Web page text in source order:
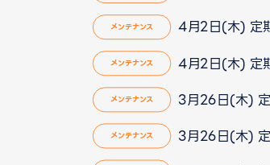
メンテナンス 4月2日(木) 定
メンテナンス 4月2日(木) 定
メンテナンス 3月26日(木)
メンテナンス 3月26日(木)